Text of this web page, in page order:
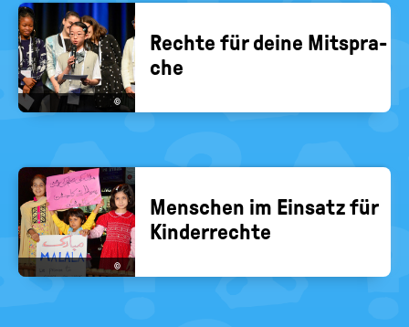
©
Rech­te für deine Mit­spra­
che
©
Men­schen im Ein­satz für
Kin­der­rech­te